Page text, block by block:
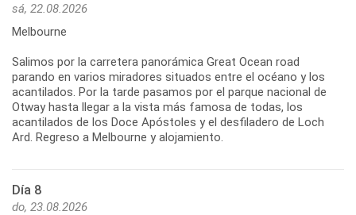
sá, 22.08.2026
Melbourne
Salimos por la carretera panorámica Great Ocean road
parando en varios miradores situados entre el océano y los
acantilados. Por la tarde pasamos por el parque nacional de
Otway hasta llegar a la vista más famosa de todas, los
acantilados de los Doce Apóstoles y el desfiladero de Loch
Día 8
do, 23.08.2026